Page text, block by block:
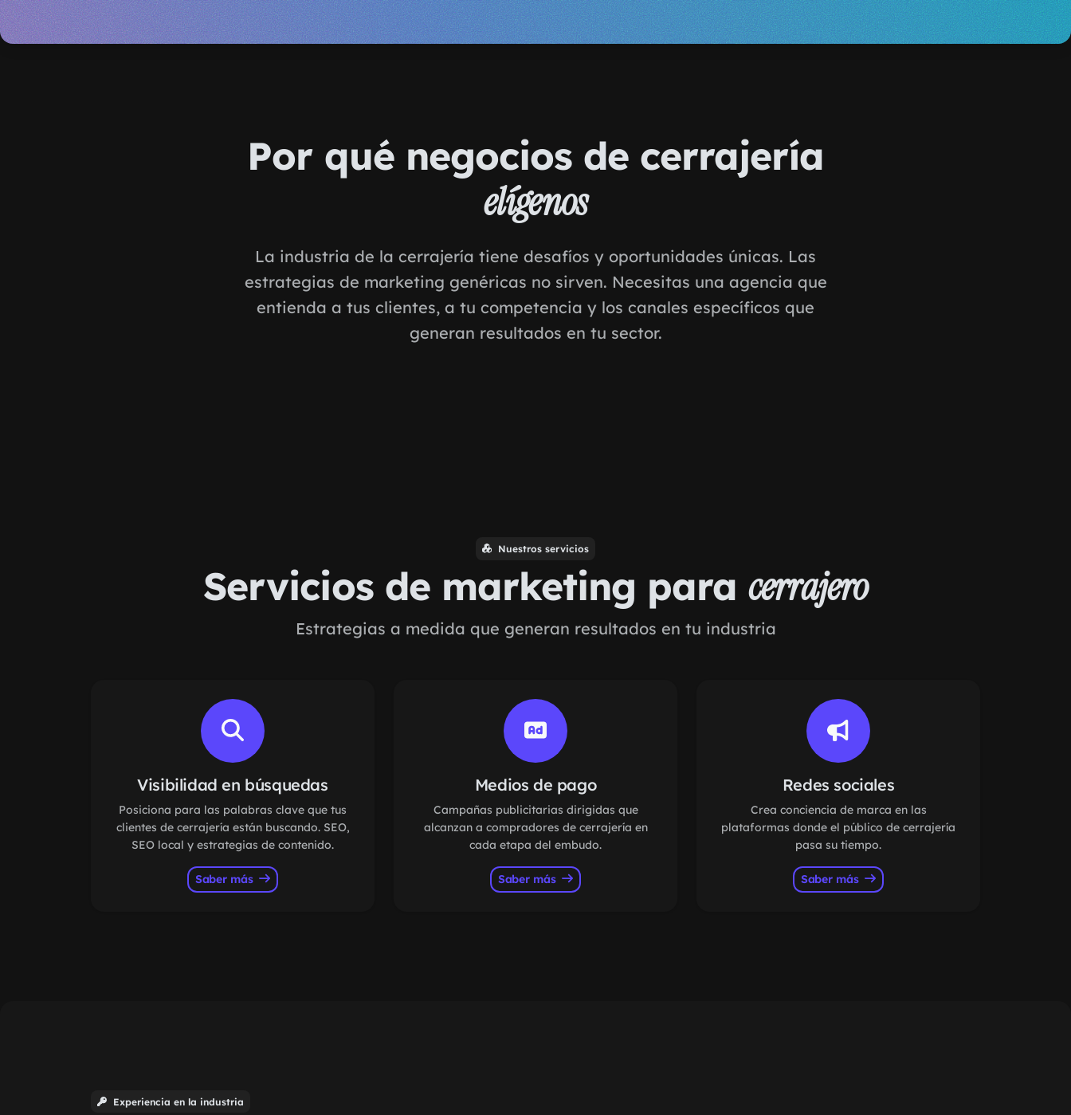
Por qué negocios de cerrajería
elígenos
La industria de la cerrajería tiene desafíos y oportunidades únicas. Las
estrategias de marketing genéricas no sirven. Necesitas una agencia que
entienda a tus clientes, a tu competencia y los canales específicos que
generan resultados en tu sector.
Nuestros servicios
Servicios de marketing paracerrajero
Estrategias a medida que generan resultados en tu industria
Visibilidad en búsquedas
Posiciona para las palabras clave que tus
clientes de cerrajería están buscando. SEO,
SEO local y estrategias de contenido.
Saber más
Medios de pago
Campañas publicitarias dirigidas que
alcanzan a compradores de cerrajería en
cada etapa del embudo.
Saber más
Redes sociales
Crea conciencia de marca en las
plataformas donde el público de cerrajería
pasa su tiempo.
Saber más
Experiencia en la industria